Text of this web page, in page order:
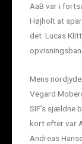
AaB var i
Højholt at
det Lucas
Mens
Vegard
SIF’s sjældne
kort efter var
Andreas